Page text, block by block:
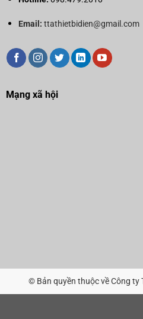
Email: ttathietbidien@gmail.com
Mạng xã hội
© Bản quyền thuộc về Công ty